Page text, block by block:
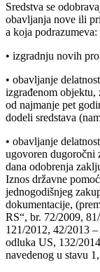
Sredstva se
obavljanja nove ili
a koja podrazumeva:
• izgradnju novih
• obavljanje
izgrađenom objektu,
od najmanje pet
dodeli sredstava
• obavljanje
ugovoren dugoročni
dana odobrenja
Iznos državne
jednogodišnjeg
dokumentacije,
RS“, br. 72/2009,
121/2012, 42/2013
odluka US, 132/
navedenog u stavu